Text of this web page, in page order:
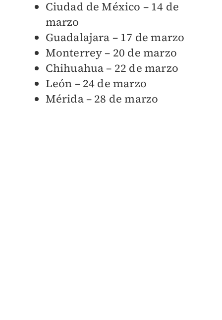
Ciudad de México – 14 de
marzo
Guadalajara – 17 de marzo
Monterrey – 20 de marzo
Chihuahua – 22 de marzo
León – 24 de marzo
Mérida – 28 de marzo